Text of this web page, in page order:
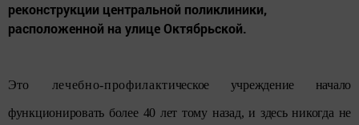
реконструкции центральной поликлиники,
расположенной на улице Октябрьской.
Это лечебно-профилактическое учреждение начало
функционировать более 40 лет тому назад, и здесь никогда не